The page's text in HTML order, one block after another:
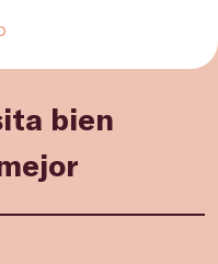
bien